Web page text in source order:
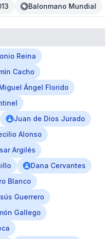
Balonmano Mundial
Reina
Cacho
Ángel Florido
Juan de Dios Jurado
Alonso
Argilés
Dana Cervantes
Blanco
Guerrero
Gallego